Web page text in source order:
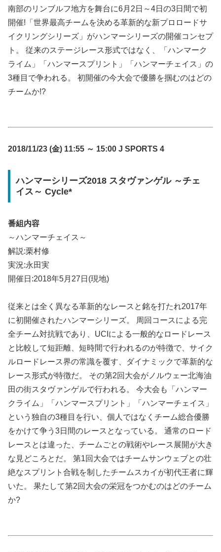
南部のリンブルフ地方を舞台に6月2日～4日の3日間で初
開催!「世界最高チームを決める革新的な新プロロードサ
イクリングシリーズ」がハンマーシリーズの開催コンセプ
ト。 従来のステージレース形式ではなく、「ハンマーク
ライム」「ハンマースプリント」「ハンマーチェイス」の
3種目で争われる。 初開催の今大会で優勝を掴むのはどの
チームか!?
2018/11/23 (金) 11:55 ～ 15:00 J SPORTS 4
ハンマーシリーズ2018 スタヴァンゲル ～チェ
イス～ Cycle*
番組内容
～ハンマーチェイス～
解説:栗村修
実況:永田実
開催日:2018年5月27日(現地)
従来とは全く異なる革新的なレースと銘を打たれ2017年
に初開催されたハンマーシリーズ。 周回コースによる完
全チーム対抗戦であり、UCIによる一般的なロードレース
と比較して短距離、短時間で行われるのが特徴で、サイク
ルロードレース界の常識を覆す、ダイナミックで革新的な
レース形式が特徴だ。 その第2回大会がノルウェー北海油
田の街スタヴァンゲルで行われる。 今大会も「ハンマー
クライム」「ハンマースプリント」「ハンマーチェイス」
という独自の3種目を行い、個人ではなくチーム総合優勝
をかけて争う3日間のレースとなっている。 通常のロード
レースとは違った、チームごとの戦術やレース展開が大き
な見どころとだ。 第1回大会ではチームサンウェブとの壮
絶なスプリント合戦を制したチームスカイが初代王者に輝
いた。 果たして第2回大会の栄冠をつかむのはどのチーム
か?